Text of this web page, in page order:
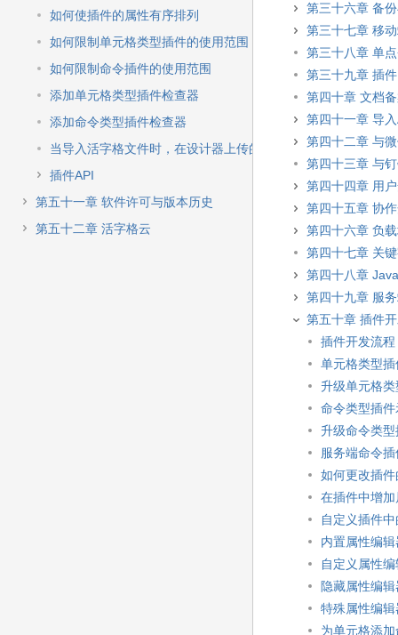
如何使插件的属性有序排列
如何限制单元格类型插件的使用范围
如何限制命令插件的使用范围
添加单元格类型插件检查器
添加命令类型插件检查器
当导入活字格文件时，在设计器上传的图像或文件不能导入
插件API
第五十一章 软件许可与版本历史
第五十二章 活字格云
第三十六章 备
第三十七章 移
第三十八章 单
第三十九章 插件
第四十章 文档
第四十一章 导
第四十二章 与
第四十三章 与
第四十四章 用
第四十五章 协
第四十六章 负
第四十七章 关
第四十八章
第四十九章 服
第五十章 插件
插件开发流程
单元格类型
升级单元格
命令类型插
升级命令类型
服务端命令
如何更改插
在插件中增加
自定义插件
内置属性编辑
自定义属性
隐藏属性编辑
特殊属性编辑
为单元格添